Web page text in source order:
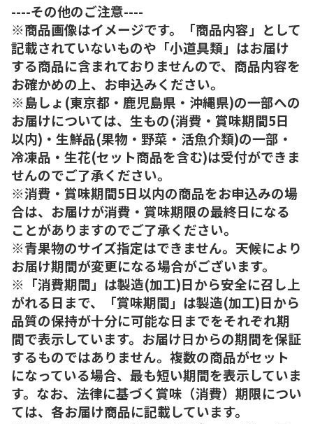
----その他のご注意----
※商品画像はイメージです。「商品内容」として
記載されていないものや「小道具類」はお届け
する商品に含まれておりませんので、商品内容を
お確かめの上、お申込みください。
※島しょ(東京都・鹿児島県・沖縄県)の一部への
お届けについては、生もの(消費・賞味期間5日
以内)・生鮮品(果物・野菜・活魚介類)の一部・
冷凍品・生花(セット商品を含む)は受付ができま
せんのでご了承ください。
※消費・賞味期間5日以内の商品をお申込みの場
合は、お届けが消費・賞味期限の最終日になる
ことがありますのでご了承ください。
※青果物のサイズ指定はできません。天候により
お届け期間が変更になる場合がございます。
※「消費期間」は製造(加工)日から安全に召し上
がれる日まで、「賞味期間」は製造(加工)日から
品質の保持が十分に可能な日までをそれぞれ期
間で表示しています。お届け日からの期間を保証
するものではありません。複数の商品がセット
になっている場合、最も短い期間を表示していま
す。なお、法律に基づく賞味（消費）期限につい
ては、各お届け商品に記載しています。